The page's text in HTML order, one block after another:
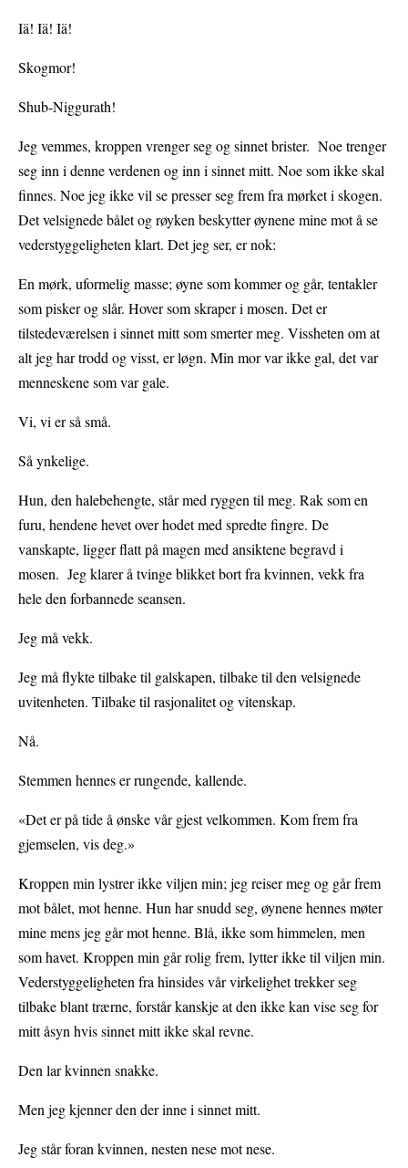
Iä! Iä! Iä!
Skogmor!
Shub-Niggurath!
Jeg vemmes, kroppen vrenger seg og sinnet brister. Noe trenger
seg inn i denne verdenen og inn i sinnet mitt. Noe som ikke skal
finnes. Noe jeg ikke vil se presser seg frem fra mørket i skogen.
Det velsignede bålet og røyken beskytter øynene mine mot å se
vederstyggeligheten klart. Det jeg ser, er nok:
En mørk, uformelig masse; øyne som kommer og går, tentakler
som pisker og slår. Hover som skraper i mosen. Det er
tilstedeværelsen i sinnet mitt som smerter meg. Vissheten om at
alt jeg har trodd og visst, er løgn. Min mor var ikke gal, det var
menneskene som var gale.
Vi, vi er så små.
Så ynkelige.
Hun, den halebehengte, står med ryggen til meg. Rak som en
furu, hendene hevet over hodet med spredte fingre. De
vanskapte, ligger flatt på magen med ansiktene begravd i
mosen. Jeg klarer å tvinge blikket bort fra kvinnen, vekk fra
hele den forbannede seansen.
Jeg må vekk.
Jeg må flykte tilbake til galskapen, tilbake til den velsignede
uvitenheten. Tilbake til rasjonalitet og vitenskap.
Nå.
Stemmen hennes er rungende, kallende.
«Det er på tide å ønske vår gjest velkommen. Kom frem fra
gjemselen, vis deg.»
Kroppen min lystrer ikke viljen min; jeg reiser meg og går frem
mot bålet, mot henne. Hun har snudd seg, øynene hennes møter
mine mens jeg går mot henne. Blå, ikke som himmelen, men
som havet. Kroppen min går rolig frem, lytter ikke til viljen min.
Vederstyggeligheten fra hinsides vår virkelighet trekker seg
tilbake blant trærne, forstår kanskje at den ikke kan vise seg for
mitt åsyn hvis sinnet mitt ikke skal revne.
Den lar kvinnen snakke.
Men jeg kjenner den der inne i sinnet mitt.
Jeg står foran kvinnen, nesten nese mot nese.